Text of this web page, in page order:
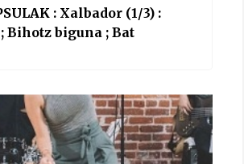
: Xalbador (1/3) :
Bihotz biguna ; Bat